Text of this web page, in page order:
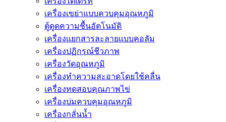
เครื่องเขย่าแบบควบคุมอุณหภูมิ
ตู้ดูดความชื้นอัตโนมัติ
เครื่องเเยกสารละลายเเบบคอลัม
เครื่องปฏิกรณ์ชีวภาพ
เครื่องวัดอุณหภูมิ
เครื่องทำความสะอาดโดยใช้คลื่น
เครื่องทดสอบคุณภาพไข่
เครื่องบ่มควบคุมอุณหภูมิ
เครื่องกลั่นน้ำ